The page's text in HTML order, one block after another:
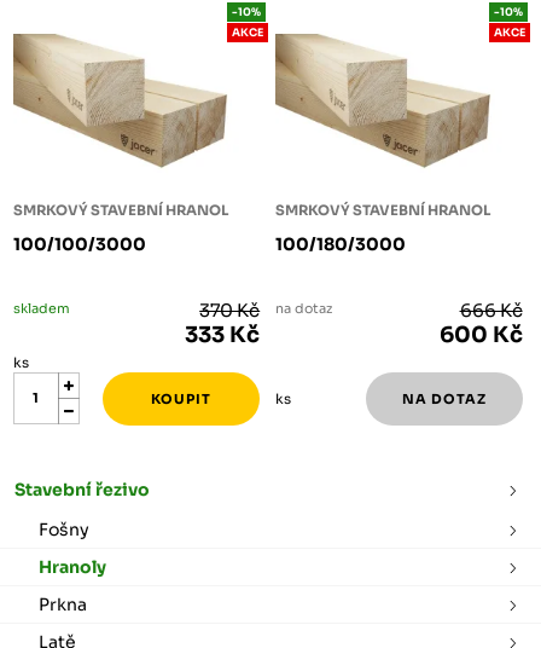
SMRKOVÝ STAVEBNÍ HRANOL
100/100/3000
-10%
AKCE
skladem 370 Kč
333 Kč
ks
SMRKOVÝ STAVEBNÍ HRANOL
100/180/3000
-10%
AKCE
na dotaz 666 Kč
600 Kč
ks
Stavební řezivo
Fošny
Hranoly
Prkna
Latě